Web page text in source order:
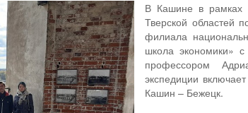
В Кашине в рамках
Тверской областей
филиала
школа экономики» с
профессором
экспедиции
Кашин – Бежецк.